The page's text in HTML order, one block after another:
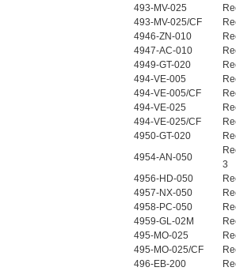
493-MV-025
493-MV-025/CF
4946-ZN-010
4947-AC-010
4949-GT-020
494-VE-005
494-VE-005/CF
494-VE-025
494-VE-025/CF
4950-GT-020
4954-AN-050
3
4956-HD-050
4957-NX-050
4958-PC-050
4959-GL-02M
495-MO-025
495-MO-025/CF
496-EB-200